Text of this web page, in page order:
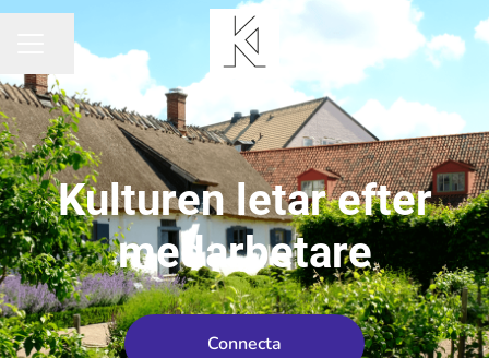
KARRIÄRMENY
Dela sidan
Kulturen letar efter
medarbetare
Connecta